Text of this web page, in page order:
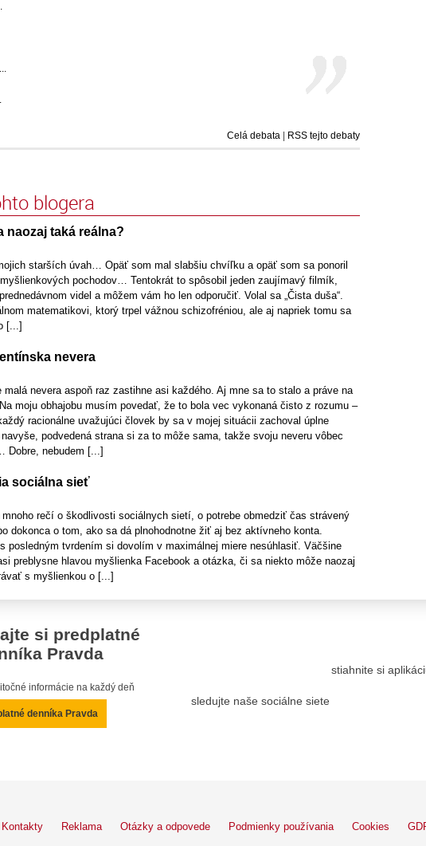
Celá debata RSS tejto debaty
blogera
naozaj taká reálna?
starších úvah… Opäť som mal slabšiu chvíľku a opäť som sa ponoril
pochodov… Tentokrát to spôsobil jeden zaujímavý filmík,
videl a môžem vám ho len odporučiť. Volal sa „Čista duša“.
matematikovi, ktorý trpel vážnou schizofréniou, ale aj napriek tomu sa
[...]
nevera
malá nevera aspoň raz zastihne asi každého. Aj mne sa to stalo a práve na
moju obhajobu musím povedať, že to bola vec vykonaná čisto z rozumu –
racionálne uvažujúci človek by sa v mojej situácii zachoval úplne
podvedená strana si za to môže sama, takže svoju neveru vôbec
Dobre, nebudem [...]
sociálna sieť
mnoho rečí o škodlivosti sociálnych sietí, o potrebe obmedziť čas strávený
dokonca o tom, ako sa dá plnohodnotne žiť aj bez aktívneho konta.
posledným tvrdením si dovolím v maximálnej miere nesúhlasiť. Väčšine
preblysne hlavou myšlienka Facebook a otázka, či sa niekto môže naozaj
s myšlienkou o [...]
si predplatné
Pravda
informácie na každý deň
denníka Pravda
sledujte naše sociálne siete
stiahnite si
Kontakty Reklama Otázky a odpovede Podmienky používania Cookies